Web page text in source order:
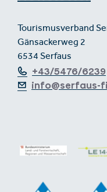
Tourismusverband
Gänsackerweg 2
6534 Serfaus
+43/5476/6239
info@serfaus-